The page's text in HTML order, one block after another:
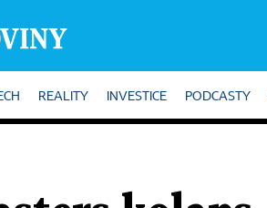
REALITY INVESTICE PODCASTY